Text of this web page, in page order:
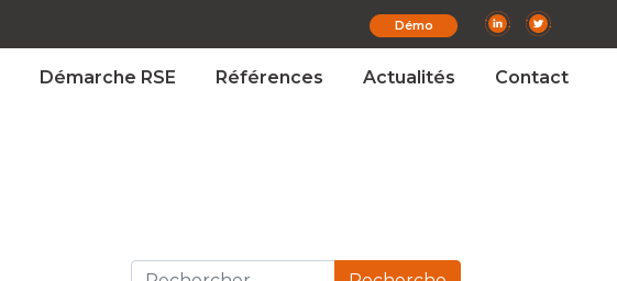
Démo
Démarche RSE Références Actualités Contact
Recherche pour :